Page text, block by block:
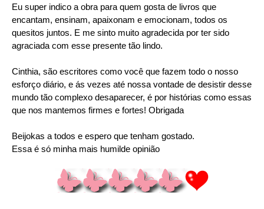
Eu super indico a obra para quem gosta de livros que
encantam, ensinam, apaixonam e emocionam, todos os
quesitos juntos. E me sinto muito agradecida por ter sido
agraciada com esse presente tão lindo.
Cinthia, são escritores como você que fazem todo o nosso
esforço diário, e ás vezes até nossa vontade de desistir desse
mundo tão complexo desaparecer, é por histórias como essas
que nos mantemos firmes e fortes! Obrigada
Beijokas a todos e espero que tenham gostado.
Essa é só minha mais humilde opinião